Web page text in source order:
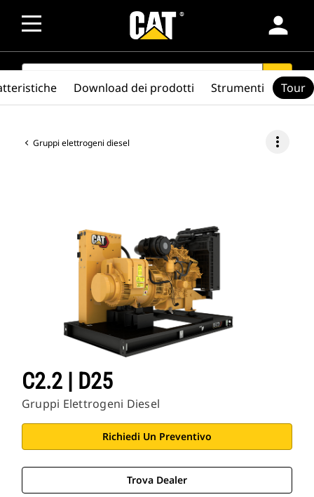
person
SEARCH search
Gruppi elettrogeni diesel more_vert
C2.2 | D25
Gruppi Elettrogeni Diesel
Richiedi Un Preventivo
Trova Dealer
Download dei prodotti Strumenti Tour